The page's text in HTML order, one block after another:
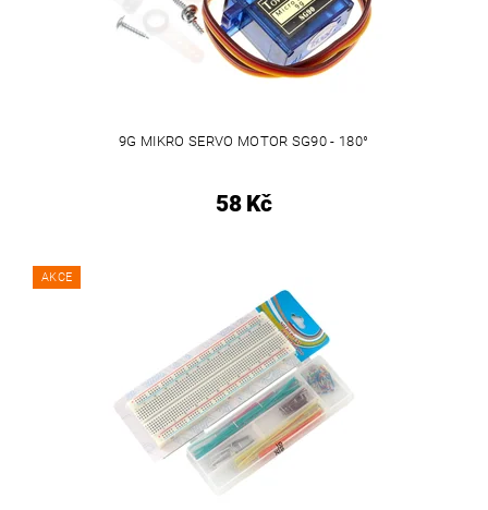
9G MIKRO SERVO MOTOR SG90 - 180°
58 Kč
AKCE